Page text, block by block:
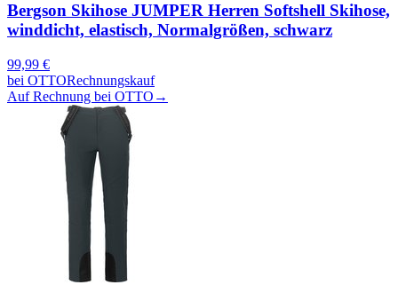
Bergson Skihose JUMPER Herren Softshell Skihose,
winddicht, elastisch, Normalgrößen, schwarz
99,99 €
bei OTTORechnungskauf
Auf Rechnung bei OTTO →